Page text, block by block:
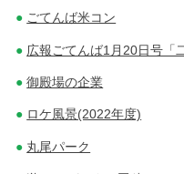
ごてんば米コン
広報ごてんば1月20日号「
御殿場の企業
ロケ風景(2022年度)
丸尾パーク